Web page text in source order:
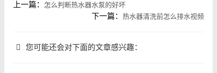
上一篇： 怎么判断热水器水泵的好坏
下一篇：热水器清洗前怎么排水视频
您可能还会对下面的文章感兴趣：